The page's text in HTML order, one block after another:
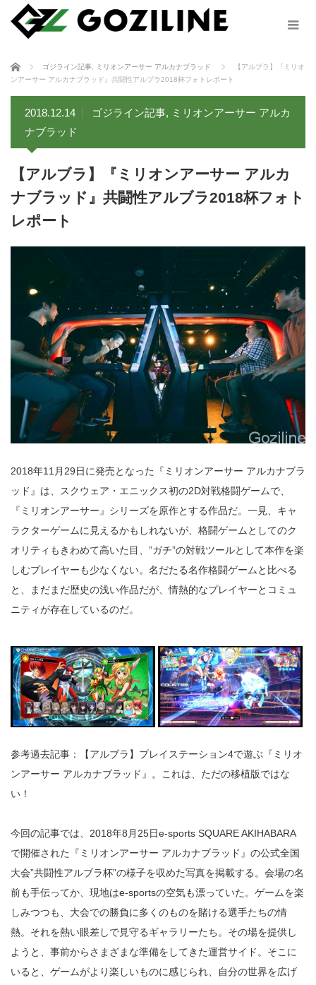
ホーム ゴジライン記事 ミリオンアーサー アルカナブラッド
【アルブラ】『ミリオ
ンアーサー アルカナブラッド』共闘性アルブラ2018杯フォトレポート
2018.12.14 ゴジライン記事, ミリオンアーサー アルカ
ナブラッド
【アルブラ】『ミリオンアーサー アルカ
ナブラッド』共闘性アルブラ2018杯フォト
レポート
2018年11月29日に発売となった『ミリオンアーサー アルカナブラ
ッド』は、スクウェア・エニックス初の2D対戦格闘ゲームで、
『ミリオンアーサー』シリーズを原作とする作品だ。一見、キャ
ラクターゲームに見えるかもしれないが、格闘ゲームとしてのク
オリティもきわめて高いた目、”ガチ”の対戦ツールとして本作を楽
しむプレイヤーも少なくない。名だたる名作格闘ゲームと比べる
と、まだまだ歴史の浅い作品だが、情熱的なプレイヤーとコミュ
ニティが存在しているのだ。
参考過去記事：
【アルブラ】プレイステーション4で遊ぶ『ミリオ
ンアーサー アルカナブラッド』。これは、ただの移植版ではな
い！
今回の記事では、2018年8月25日e-sports SQUARE AKIHABARA
で開催された『ミリオンアーサー アルカナブラッド』の公式全国
大会”共闘性アルブラ杯”の様子を収めた写真を掲載する。会場の名
前も手伝ってか、現地はe-sportsの空気も漂っていた。ゲームを楽
しみつつも、大会での勝負に多くのものを賭ける選手たちの情
熱。それを熱い眼差しで見守るギャラリーたち。その場を提供し
ようと、事前からさまざまな準備をしてきた運営サイド。そこに
いると、ゲームがより楽しいものに感じられ、自分の世界を広げ